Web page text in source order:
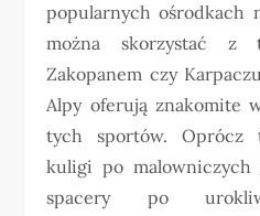
popularnych ośrodkach
można skorzystać z
Zakopanem czy
Alpy oferują znakomite
tych sportów. Oprócz
kuligi po malowniczych
spacery po